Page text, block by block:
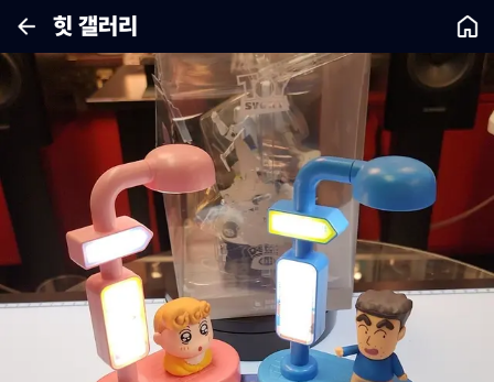
힛 갤러리